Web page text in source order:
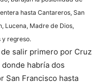
hasta Cantareros, San
Lucena, Madre de Dios,
y regreso.
salir primero por Cruz
donde habría dos
San Francisco hasta